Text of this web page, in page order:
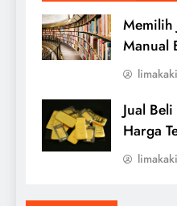
Memilih
Manual
limakaki
Jual
Harga
limakaki